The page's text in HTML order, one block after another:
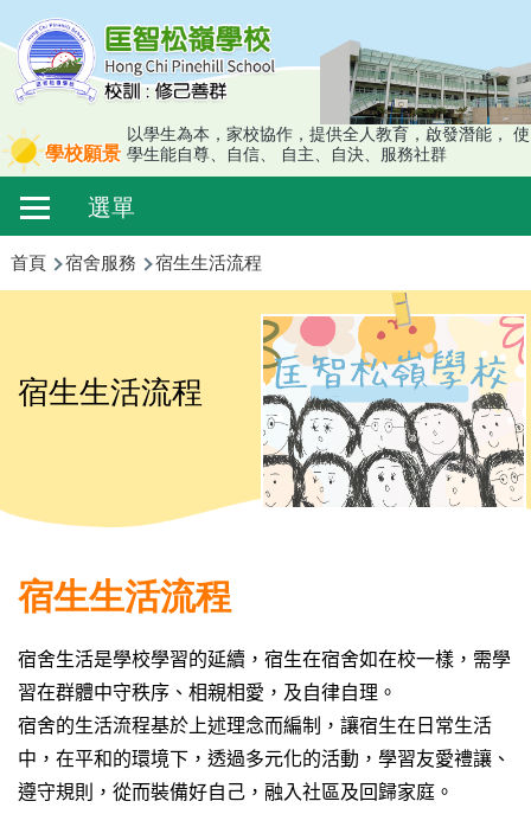
移至主內容
學校願景
以學生為本，家校協作，提供全人教育，啟發潛能， 使
學生能自尊、自信、 自主、自決、服務社群
選單
Main
navigation
導
航
結
首頁 宿舍服務 宿生生活流程
宿生生活流程
宿生生活流程
宿舍生活是學校學習的延續，宿生在宿舍如在校一樣，需學
習在群體中守秩序、相親相愛，及自律自理。
宿舍的生活流程基於上述理念而編制，讓宿生在日常生活
中，在平和的環境下，透過多元化的活動，學習友愛禮讓、
遵守規則，從而裝備好自己，融入社區及回歸家庭。